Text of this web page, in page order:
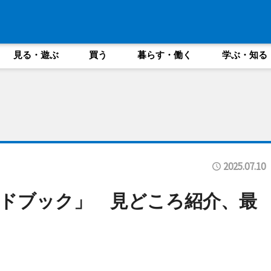
見る・遊ぶ 買う 暮らす・働く 学ぶ・知る
2025.07.10
ブック」 見どころ紹介、最